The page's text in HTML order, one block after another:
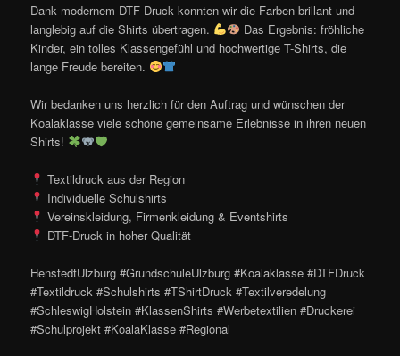
Dank modernem DTF-Druck konnten wir die Farben brillant und
langlebig auf die Shirts übertragen.
Das Ergebnis: fröhliche
Kinder, ein tolles Klassengefühl und hochwertige T-Shirts, die
lange Freude bereiten.
Wir bedanken uns herzlich für den Auftrag und wünschen der
Koalaklasse viele schöne gemeinsame Erlebnisse in ihren neuen
Shirts!
Textildruck aus der Region
Individuelle Schulshirts
Vereinskleidung, Firmenkleidung & Eventshirts
DTF-Druck in hoher Qualität
HenstedtUlzburg #GrundschuleUlzburg #Koalaklasse #DTFDruck
#Textildruck #Schulshirts #TShirtDruck #Textilveredelung
#SchleswigHolstein #KlassenShirts #Werbetextilien #Druckerei
#Schulprojekt #KoalaKlasse #Regional